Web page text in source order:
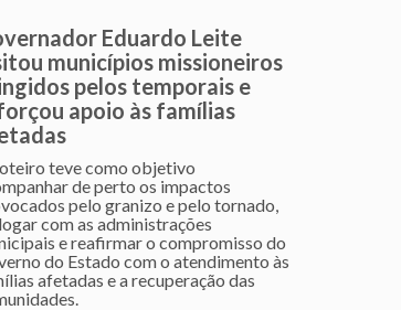
Eduardo Leite
municípios missioneiros
pelos temporais e
apoio às famílias
teve como objetivo
de perto os impactos
pelo granizo e pelo tornado,
com as administrações
e reafirmar o compromisso do
do Estado com o atendimento às
afetadas e a recuperação das